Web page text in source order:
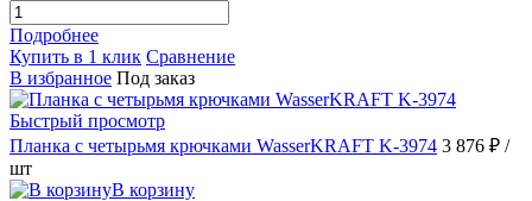
Подробнее
Купить в 1 клик Сравнение
В избранное Под заказ
Быстрый просмотр
Планка с четырьмя крючками WasserKRAFT K-3974 3 876 ₽ /
шт
В корзину